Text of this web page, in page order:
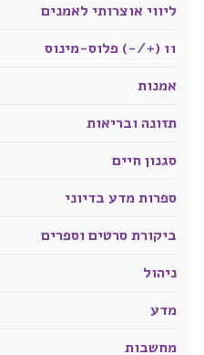
ליווי אוצרותי לאמנים
11 (+/-) פלוס-מינוס
אמנות
תזונה ובריאות
סגנון חיים
ספרות מדע בדיוני
ביקורת סרטים וספרים
ניהול
מדע
מחשבות